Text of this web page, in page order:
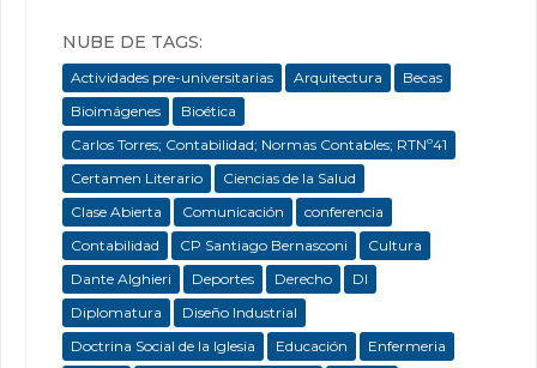
NUBE DE TAGS:
Actividades pre-universitarias Arquitectura
Becas
Bioimágenes
Bioética
Carlos Torres; Contabilidad; Normas Contables; RTNº41
Certamen Literario
Ciencias de la Salud
Clase Abierta
Comunicación
conferencia
Contabilidad
CP Santiago Bernasconi
Cultura
Dante Alghieri
Deportes Derecho
DI
Diplomatura
Diseño Industrial
Doctrina Social de la Iglesia
Educación
Enfermeria